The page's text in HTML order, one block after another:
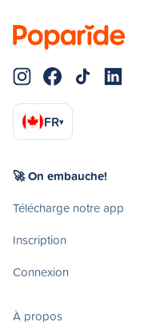
FR▾
🚀 On embauche!
Télécharge notre app
Inscription
Connexion
À propos